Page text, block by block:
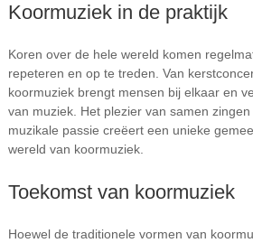
Koormuziek in de praktijk
Koren over de hele wereld komen
repeteren en op te treden. Van
koormuziek brengt mensen bij elkaar en
van muziek. Het plezier van samen
muzikale passie creëert een unieke
wereld van koormuziek.
Toekomst van koormuziek
Hoewel de traditionele vormen van